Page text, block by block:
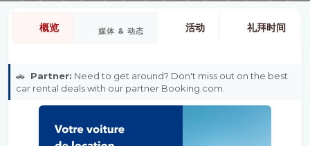
概览 媒体 & 动态 活动 礼拜时间
🚗 Partner: Need to get around? Don't miss out on the best
car rental deals with our partner Booking.com.